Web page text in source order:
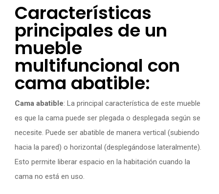
Características
principales de un
mueble
multifuncional con
cama abatible:
Cama abatible: La principal característica de este mueble
es que la cama puede ser plegada o desplegada según se
necesite. Puede ser abatible de manera vertical (subiendo
hacia la pared) o horizontal (desplegándose lateralmente).
Esto permite liberar espacio en la habitación cuando la
cama no está en uso.